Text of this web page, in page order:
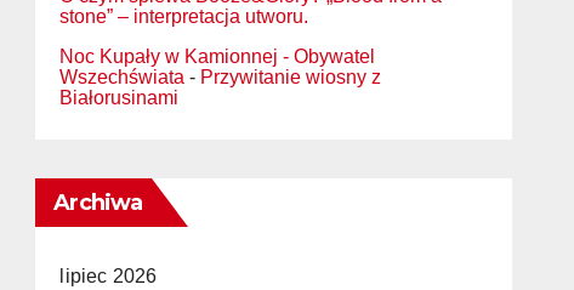
stone” – interpretacja utworu.
Noc Kupały w Kamionnej - Obywatel
Wszechświata - Przywitanie wiosny z
Białorusinami
Archiwa
lipiec 2026